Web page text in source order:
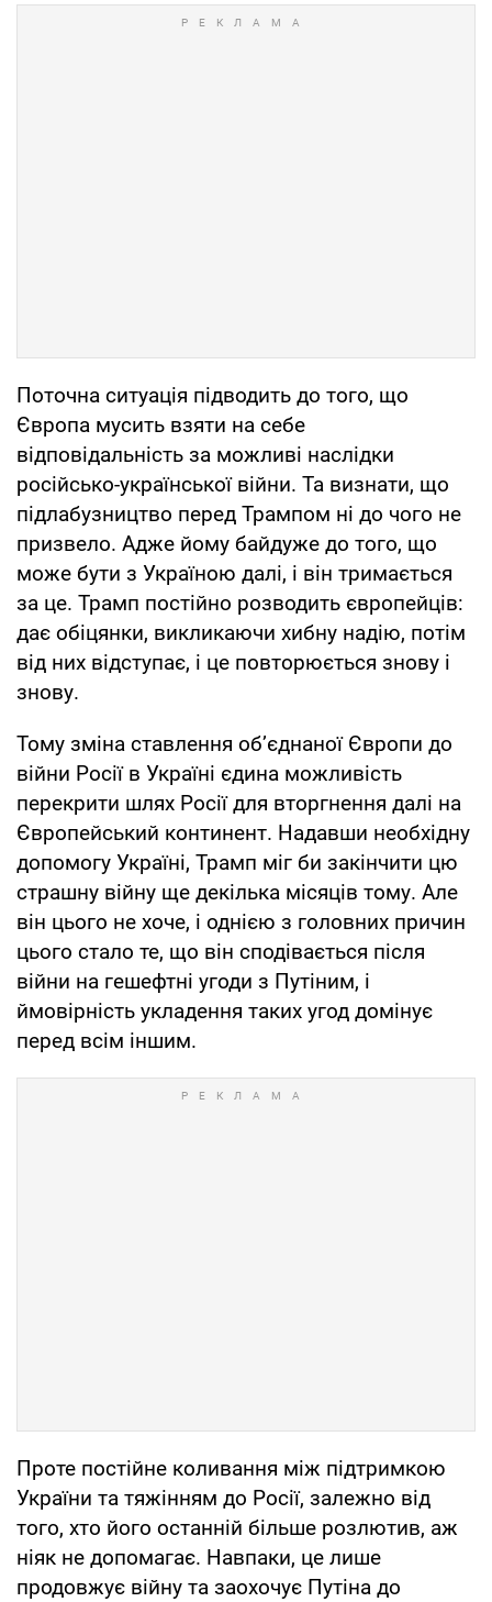
Поточна ситуація підводить до того, що
Європа мусить взяти на себе
відповідальність за можливі наслідки
російсько-української війни. Та визнати, що
підлабузництво перед Трампом ні до чого не
призвело. Адже йому байдуже до того, що
може бути з Україною далі, і він тримається
за це. Трамп постійно розводить європейців:
дає обіцянки, викликаючи хибну надію, потім
від них відступає, і це повторюється знову і
знову.
Тому зміна ставлення об’єднаної Європи до
війни Росії в Україні єдина можливість
перекрити шлях Росії для вторгнення далі на
Європейський континент. Надавши необхідну
допомогу Україні, Трамп міг би закінчити цю
страшну війну ще декілька місяців тому. Але
він цього не хоче, і однією з головних причин
цього стало те, що він сподівається після
війни на гешефтні угоди з Путіним, і
ймовірність укладення таких угод домінує
перед всім іншим.
Проте постійне коливання між підтримкою
України та тяжінням до Росії, залежно від
того, хто його останній більше розлютив, аж
ніяк не допомагає. Навпаки, це лише
продовжує війну та заохочує Путіна до